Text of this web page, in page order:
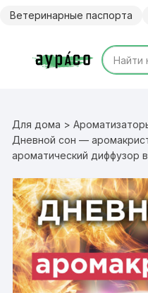
Ветеринарные паспорта
Для дома >
Дневной сон —
ароматический диффузор